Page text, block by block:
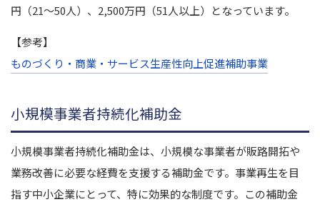
円（21～50人）、2,500万円（51人以上）となっています。
【参考】
ものづくり・商業・サービス生産性向上促進補助事業
小規模事業者持続化補助金
小規模事業者持続化補助金は、小規模な事業者が販路開拓や
業務改善に必要な経費を支援する補助金です。事業再生を目
指す中小企業にとって、特に効果的な制度です。この補助金